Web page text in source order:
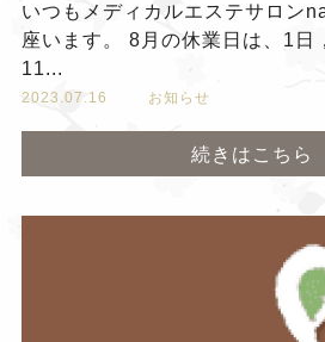
いつもメディカルエステサロン
座います。 8月の休業日は、1日
11...
2023.07.16 お知らせ
続きはこち